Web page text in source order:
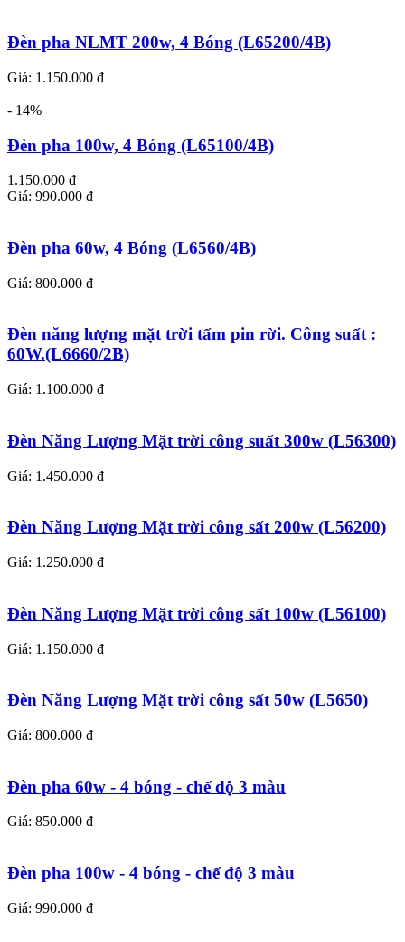
Đèn pha NLMT 200w, 4 Bóng (L65200/4B)
Giá: 1.150.000 đ
- 14%
Đèn pha 100w, 4 Bóng (L65100/4B)
1.150.000 đ
Giá: 990.000 đ
Đèn pha 60w, 4 Bóng (L6560/4B)
Giá: 800.000 đ
Đèn năng lượng mặt trời tấm pin rời. Công suất :
60W.(L6660/2B)
Giá: 1.100.000 đ
Đèn Năng Lượng Mặt trời công suất 300w (L56300)
Giá: 1.450.000 đ
Đèn Năng Lượng Mặt trời công sất 200w (L56200)
Giá: 1.250.000 đ
Đèn Năng Lượng Mặt trời công sất 100w (L56100)
Giá: 1.150.000 đ
Đèn Năng Lượng Mặt trời công sất 50w (L5650)
Giá: 800.000 đ
Đèn pha 60w - 4 bóng - chế độ 3 màu
Giá: 850.000 đ
Đèn pha 100w - 4 bóng - chế độ 3 màu
Giá: 990.000 đ